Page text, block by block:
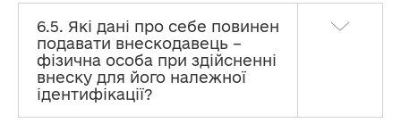
6.5. Які дані про себе повинен
подавати внескодавець –
фізична особа при здійсненні
внеску для його належної
ідентифікації?